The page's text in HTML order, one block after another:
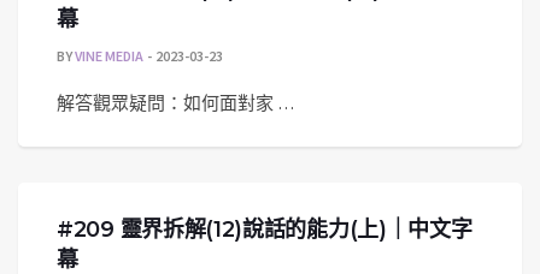
幕
BYVINE MEDIA 2023-03-23
解答觀眾疑問：如何面對家 …
#209 靈界拆解(12)說話的能力(上)｜中文字
幕